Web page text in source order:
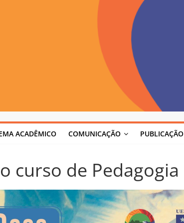
ACADÊMICO COMUNICAÇÃO PUBLICAÇÃO
curso de Pedagogia